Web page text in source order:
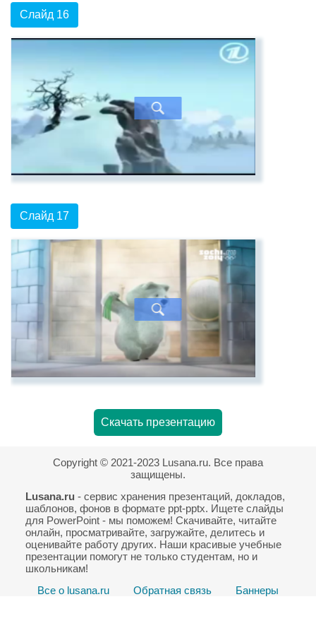
Слайд 16
Слайд 17
Скачать презентацию
Copyright © 2021-2023 Lusana.ru. Все права
защищены.
Lusana.ru - сервис хранения презентаций, докладов,
шаблонов, фонов в формате ppt-pptx. Ищете слайды
для PowerPoint - мы поможем! Скачивайте, читайте
онлайн, просматривайте, загружайте, делитесь и
оценивайте работу других. Наши красивые учебные
презентации помогут не только студентам, но и
школьникам!
Все о lusana.ru
Обратная связь Баннеры